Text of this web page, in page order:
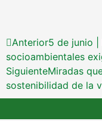
Anterior5 de junio
socioambientales
SiguienteMiradas
sostenibilidad de la